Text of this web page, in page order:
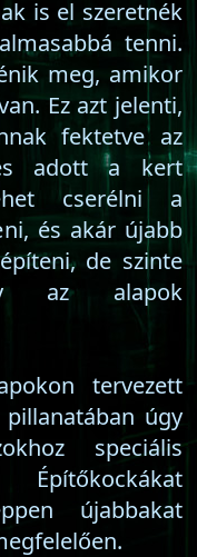
is el szeretnék
tenni.
meg, amikor
Ez azt jelenti,
fektetve az
adott a kert
cserélni a
és akár újabb
de szinte
az alapok
tervezett
úgy
speciális
újabbakat